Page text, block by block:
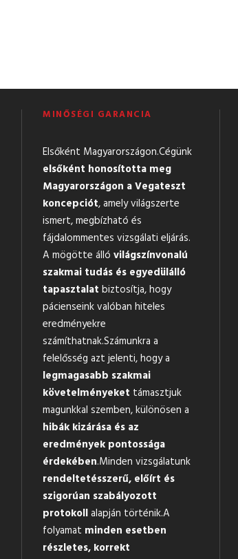
MINŐSÉGI GARANCIA
Elsőként Magyarországon.Cégünk
elsőként honosította meg
Magyarországon a Vegateszt
koncepciót, amely világszerte
ismert, megbízható és
fájdalommentes vizsgálati eljárás.
A mögötte álló világszínvonalú
szakmai tudás és egyedülálló
tapasztalat biztosítja, hogy
pácienseink valóban hiteles
eredményekre
számíthatnak.Számunkra a
felelősség azt jelenti, hogy a
legmagasabb szakmai
követelményeket támasztjuk
magunkkal szemben, különösen a
hibák kizárása és az
eredmények pontossága
érdekében.Minden vizsgálatunk
rendeltetésszerű, előírt és
szigorúan szabályozott
protokollalapján történik.A
folyamat minden esetben
részletes, korrekt